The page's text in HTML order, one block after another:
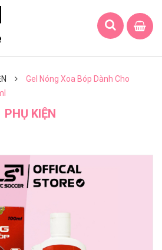
Gel Nóng Xoa Bóp Dành Cho
PHỤ KIỆN